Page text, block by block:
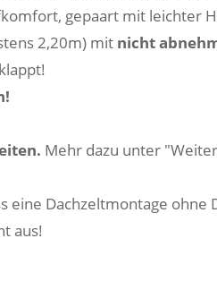
gepaart mit leichter
2,20m) mit nicht
Mehr dazu unter
eine Dachzeltmontage
aus!